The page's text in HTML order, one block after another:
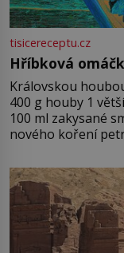
tisicereceptu.cz
Hříbková
Královskou houbou
400 g houby 1
100 ml zakysané
nového koření